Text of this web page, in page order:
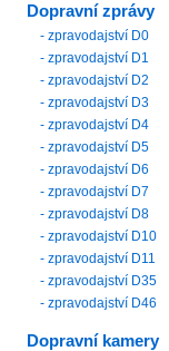
Dopravní zprávy
- zpravodajství D0
- zpravodajství D1
- zpravodajství D2
- zpravodajství D3
- zpravodajství D4
- zpravodajství D5
- zpravodajství D6
- zpravodajství D7
- zpravodajství D8
- zpravodajství D10
- zpravodajství D11
- zpravodajství D35
- zpravodajství D46
Dopravní kamery